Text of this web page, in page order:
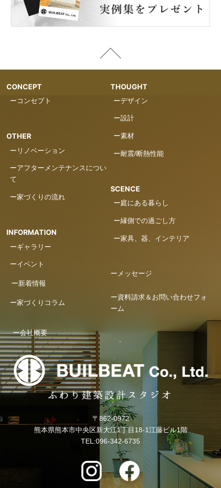
CONCEPT
ーコンセプト
THOUGHT
ーデザイン
ー設計
ー素材
ー耐震/断熱性能
OTHER
ーリノベーション
ーアフターメンテナンスについ
て
ー家づくりの流れ
SCENCE
ー庭にある暮らし
ー縁側での過ごし方
ー家具、器、インテリア
INFORMATION
ーギャラリー
ーイベント
ー新着情報
ー家づくりコラム
ーメッセージ
ー資料請求＆お問い合わせフォ
ーム
ー会社概要
〒862-0972
熊本県熊本市中央区新大江1丁目18-1江藤ビル1階
TEL:096-342-6735